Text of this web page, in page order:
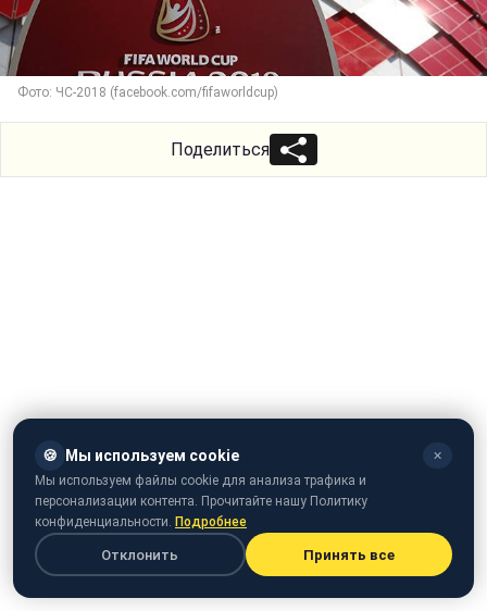
Фото: ЧС-2018 (facebook.com/fifaworldcup)
Поделиться
🍪 Мы используем cookie ✕
Мы используем файлы cookie для анализа трафика и
персонализации контента. Прочитайте нашу Политику
конфиденциальности. Подробнее
Отклонить Принять все